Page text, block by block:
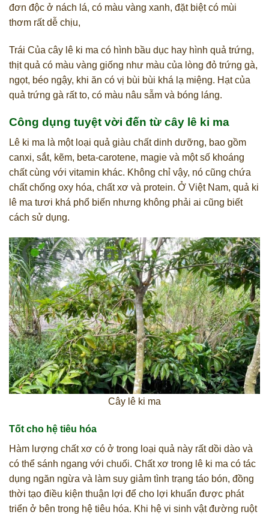
đơn độc ở nách lá, có màu vàng xanh, đặt biệt có mùi
thơm rất dễ chịu,
Trái Của cây lê ki ma có hình bầu dục hay hình quả trứng,
thịt quả có màu vàng giống như màu của lòng đỏ trứng gà,
ngọt, béo ngậy, khi ăn có vị bùi bùi khá lạ miệng. Hạt của
quả trứng gà rất to, có màu nâu sẫm và bóng láng.
Công dụng tuyệt vời đến từ cây lê ki ma
Lê ki ma là một loại quả giàu chất dinh dưỡng, bao gồm
canxi, sắt, kẽm, beta-carotene, magie và một số khoáng
chất cùng với vitamin khác. Không chỉ vậy, nó cũng chứa
chất chống oxy hóa, chất xơ và protein. Ở Việt Nam, quả ki
lê ma tươi khá phổ biến nhưng không phải ai cũng biết
cách sử dụng.
Cây lê ki ma
Tốt cho hệ tiêu hóa
Hàm lượng chất xơ có ở trong loại quả này rất dồi dào và
có thể sánh ngang với chuối. Chất xơ trong lê ki ma có tác
dụng ngăn ngừa và làm suy giảm tình trạng táo bón, đồng
thời tạo điều kiện thuận lợi để cho lợi khuẩn được phát
triển ở bên trong hệ tiêu hóa. Khi hệ vi sinh vật đường ruột